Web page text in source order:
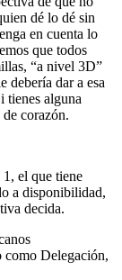
dé lo dé sin
en cuenta lo
que todos
“a nivel 3D”
debería dar a esa
tienes alguna
corazón.
el que tiene
a disponibilidad,
decida.
como Delegación,